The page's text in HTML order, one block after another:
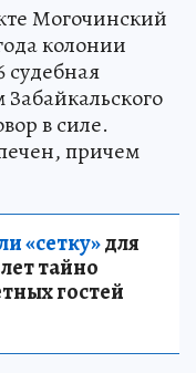
Могочинский
колонии
судебная
в силе.
причем
«сетку»для
тайно
гостей